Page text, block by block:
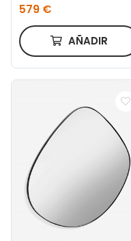
maciza Ø 120 (200) x 90
cm
579 €
AÑADIR